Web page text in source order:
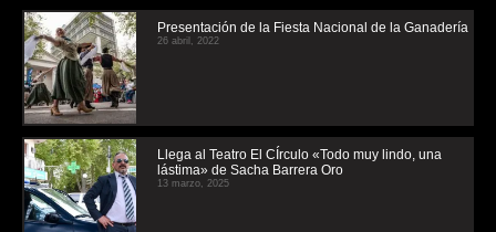
Presentación de la Fiesta Nacional de la Ganadería
26 abril, 2022
Llega al Teatro El CÍrculo «Todo muy lindo, una
lástima» de Sacha Barrera Oro
13 marzo, 2025